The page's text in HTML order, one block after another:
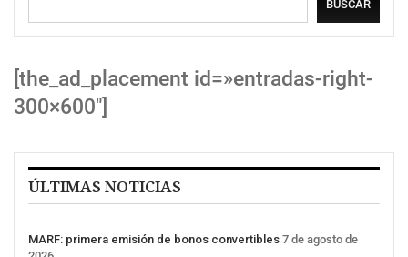
BUSCAR
[the_ad_placement id=»entradas-right-
300×600″]
ÚLTIMAS NOTICIAS
MARF: primera emisión de bonos convertibles 7 de agosto de